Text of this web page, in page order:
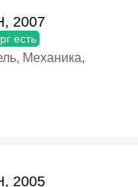
2007
есть
Механика,
2005